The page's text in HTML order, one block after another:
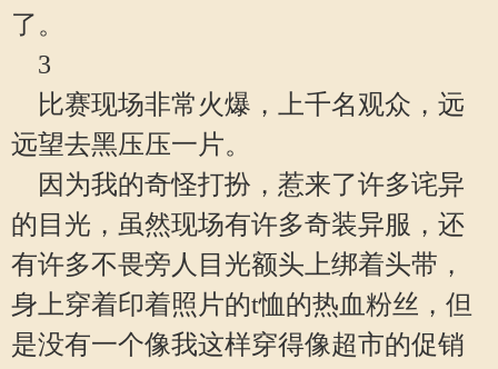
了。
3
比赛现场非常火爆，上千名观众，远
远望去黑压压一片。
因为我的奇怪打扮，惹来了许多诧异
的目光，虽然现场有许多奇装异服，还
有许多不畏旁人目光额头上绑着头带，
身上穿着印着照片的t恤的热血粉丝，但
是没有一个像我这样穿得像超市的促销